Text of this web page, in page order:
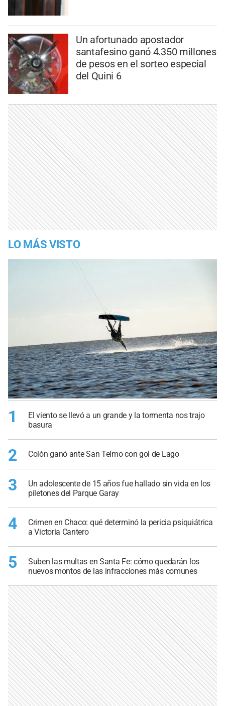
Un afortunado apostador
santafesino ganó 4.350 millones
de pesos en el sorteo especial
del Quini 6
LO MÁS VISTO
1
El viento se llevó a un grande y la tormenta nos trajo
basura
2 Colón ganó ante San Telmo con gol de Lago
3
Un adolescente de 15 años fue hallado sin vida en los
piletones del Parque Garay
4
Crimen en Chaco: qué determinó la pericia psiquiátrica
a Victoria Cantero
5
Suben las multas en Santa Fe: cómo quedarán los
nuevos montos de las infracciones más comunes